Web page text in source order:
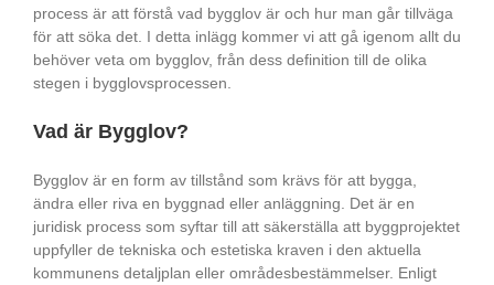
process är att förstå vad bygglov är och hur man går tillväga
för att söka det. I detta inlägg kommer vi att gå igenom allt du
behöver veta om bygglov, från dess definition till de olika
stegen i bygglovsprocessen.
Vad är Bygglov?
Bygglov är en form av tillstånd som krävs för att bygga,
ändra eller riva en byggnad eller anläggning. Det är en
juridisk process som syftar till att säkerställa att byggprojektet
uppfyller de tekniska och estetiska kraven i den aktuella
kommunens detaljplan eller områdesbestämmelser. Enligt